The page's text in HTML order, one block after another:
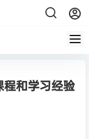
和学习经验